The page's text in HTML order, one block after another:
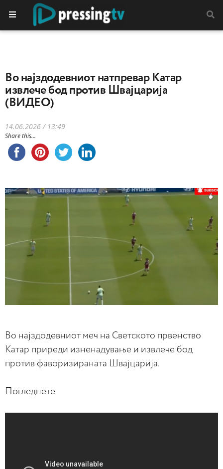
Во најздодевниот натпревар Катар
извлече бод против Швајцарија
(ВИДЕО)
14.06.2026 / 13:49
Share this...
Во најздодевниот меч на Светското првенство
Катар приреди изненадување и извлече бод
против фаворизираната Швајцарија.
Погледнете